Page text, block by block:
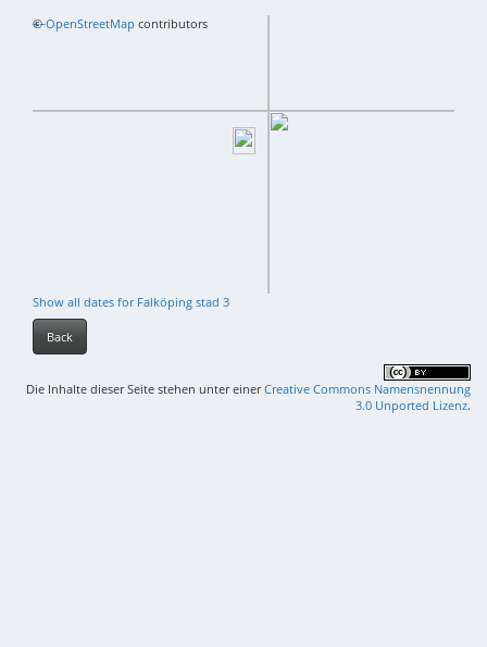
+−
©OpenStreetMap contributors
Show all dates for Falköping stad 3
Back
Die Inhalte dieser Seite stehen unter einerCreative Commons Namensnennung
3.0 Unported Lizenz.